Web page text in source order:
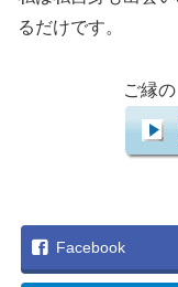
るだけです。
ご縁
Facebook